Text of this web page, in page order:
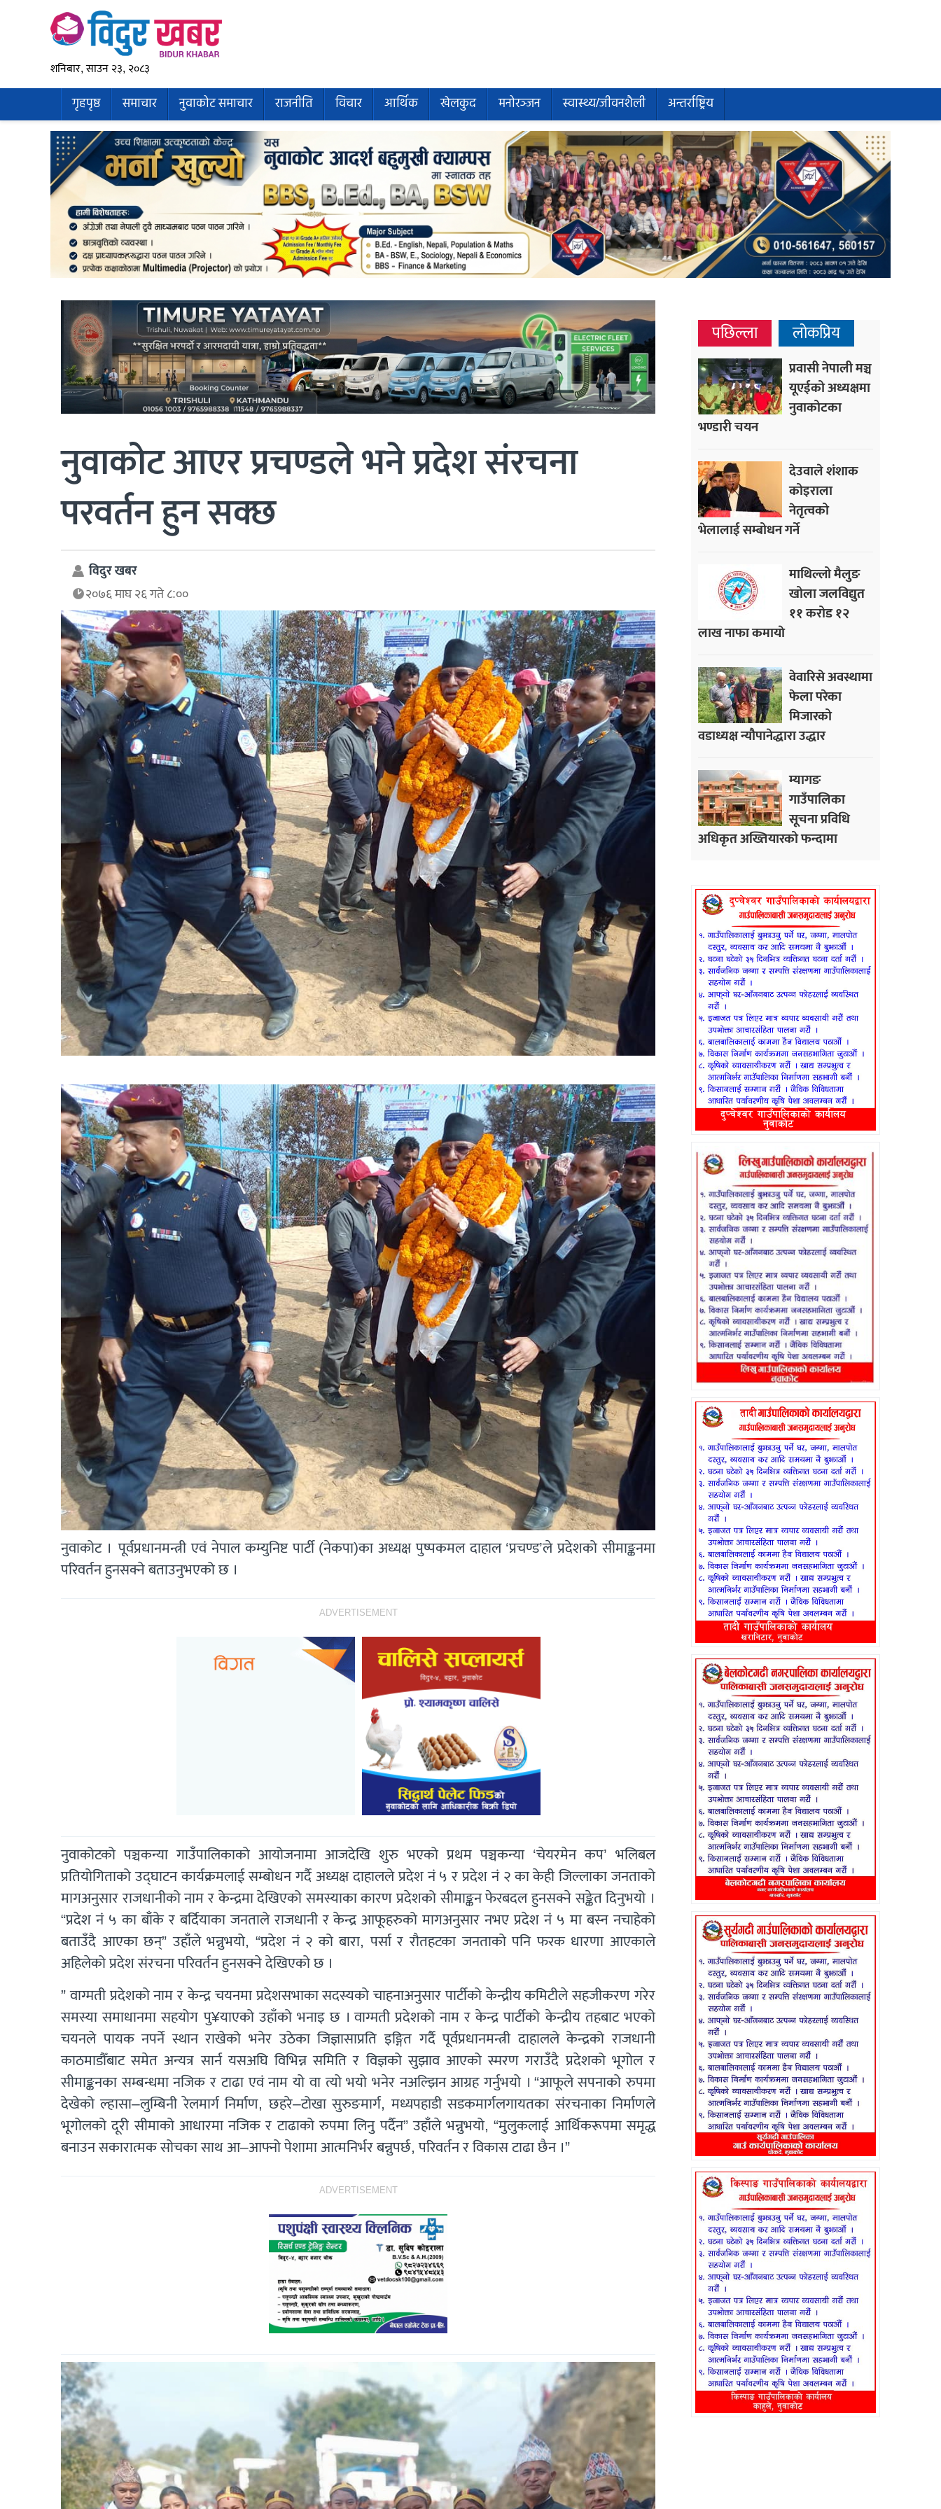
शनिबार, साउन २३, २०८३
गृहपृष्ठ समाचार नुवाकोट समाचार राजनीति विचार आर्थिक खेलकुद मनोरञ्जन स्वास्थ्य/जीवनशैली अन्तर्राष्ट्रिय
नुवाकोट आएर प्रचण्डले भने प्रदेश संरचना
परवर्तन हुन सक्छ
विदुर खबर
२०७६ माघ २६ गते ८:००
नुवाकोट । पूर्वप्रधानमन्त्री एवं नेपाल कम्युनिष्ट पार्टी (नेकपा)का अध्यक्ष पुष्पकमल दाहाल ‘प्रचण्ड’ले प्रदेशको सीमाङ्कनमा
परिवर्तन हुनसक्ने बताउनुभएको छ ।
ADVERTISEMENT
नुवाकोटको पञ्चकन्या गाउँपालिकाको आयोजनामा आजदेखि शुरु भएको प्रथम पञ्चकन्या ‘चेयरमेन कप’ भलिबल
प्रतियोगिताको उद्घाटन कार्यक्रमलाई सम्बोधन गर्दै अध्यक्ष दाहालले प्रदेश नं ५ र प्रदेश नं २ का केही जिल्लाका जनताको
मागअनुसार राजधानीको नाम र केन्द्रमा देखिएको समस्याका कारण प्रदेशको सीमाङ्कन फेरबदल हुनसक्ने सङ्केत दिनुभयो ।
“प्रदेश नं ५ का बाँके र बर्दियाका जनताले राजधानी र केन्द्र आफूहरुको मागअनुसार नभए प्रदेश नं ५ मा बस्न नचाहेको
बताउँदै आएका छन्” उहाँले भन्नुभयो, “प्रदेश नं २ को बारा, पर्सा र रौतहटका जनताको पनि फरक धारणा आएकाले
अहिलेको प्रदेश संरचना परिवर्तन हुनसक्ने देखिएको छ ।
” वाग्मती प्रदेशको नाम र केन्द्र चयनमा प्रदेशसभाका सदस्यको चाहनाअनुसार पार्टीको केन्द्रीय कमिटीले सहजीकरण गरेर
समस्या समाधानमा सहयोग पु¥याएको उहाँको भनाइ छ । वाग्मती प्रदेशको नाम र केन्द्र पार्टीको केन्द्रीय तहबाट भएको
चयनले पायक नपर्ने स्थान राखेको भनेर उठेका जिज्ञासाप्रति इङ्गित गर्दै पूर्वप्रधानमन्त्री दाहालले केन्द्रको राजधानी
काठमाडौँबाट समेत अन्यत्र सार्न यसअघि विभिन्न समिति र विज्ञको सुझाव आएको स्मरण गराउँदै प्रदेशको भूगोल र
सीमाङ्कनका सम्बन्धमा नजिक र टाढा एवं नाम यो वा त्यो भयो भनेर नअल्झिन आग्रह गर्नुभयो । “आफूले सपनाको रुपमा
देखेको ल्हासा–लुम्बिनी रेलमार्ग निर्माण, छहरे–टोखा सुरुङमार्ग, मध्यपहाडी सडकमार्गलगायतका संरचनाका निर्माणले
भूगोलको दूरी सीमाको आधारमा नजिक र टाढाको रुपमा लिनु पर्दैन” उहाँले भन्नुभयो, “मुलुकलाई आर्थिकरूपमा समृद्ध
बनाउन सकारात्मक सोचका साथ आ–आफ्नो पेशामा आत्मनिर्भर बन्नुपर्छ, परिवर्तन र विकास टाढा छैन ।”
ADVERTISEMENT
पछिल्ला लोकप्रिय
प्रवासी नेपाली मञ्च
यूएईको अध्यक्षमा
नुवाकोटका
भण्डारी चयन
देउवाले शंशाक
कोइराला
नेतृत्वको
भेलालाई सम्बोधन गर्ने
माथिल्लो मैलुङ
खोला जलविद्युत
११ करोड १२
लाख नाफा कमायाे
वेवारिसे अवस्थामा
फेला परेका
मिजारको
वडाध्यक्ष न्यौपानेद्धारा उद्धार
म्यागङ
गाउँपालिका
सूचना प्रविधि
अधिकृत अख्तियारको फन्दामा